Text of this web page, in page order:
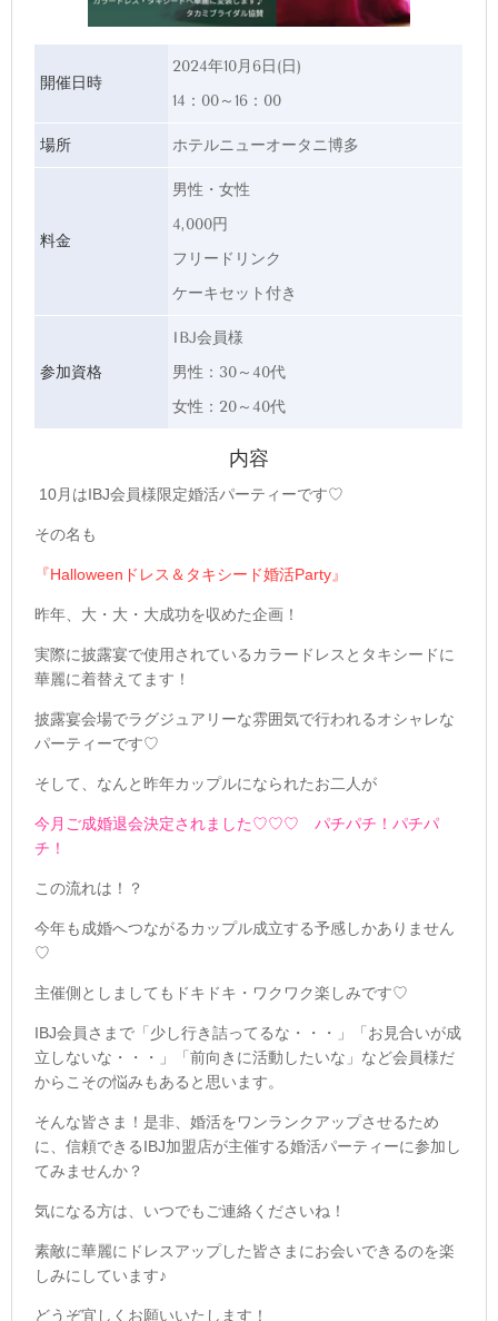
開催日時
2024年10月6日(日)
14：00～16：00
場所 ホテルニューオータニ博多
料金
男性・女性
4,000円
フリードリンク
ケーキセット付き
参加資格
IBJ会員様
男性：30～40代
女性：20～40代
内容
10月はIBJ会員様限定婚活パーティーです♡
その名も
『Halloweenドレス＆タキシード婚活Party』
昨年、 大・大・大成功を収めた企画！
実際に披露宴で使用されているカラードレスとタキシードに
華麗に着替えてます！
披露宴会場でラグジュアリーな雰囲気で行われるオシャレな
パーティーです♡
そして、なんと昨年カップルになられたお二人が
今月ご成婚退会決定されました♡♡♡ パチパチ！パチパ
チ！
この流れは！？
今年も成婚へつながるカップル成立する予感しかありません
♡
主催側としましてもドキドキ・ワクワク楽しみです♡
IBJ会員さまで「少し行き詰ってるな・・・」「お見合いが成
立しないな・・・」「前向きに活動したいな」など会員様だ
からこその悩みもあると思います。
そんな皆さま！是非、婚活をワンランクアップさせるため
に、信頼できるIBJ加盟店が主催する婚活パーティーに参加し
てみませんか？
気になる方は、いつでもご連絡くださいね！
素敵に華麗にドレスアップした皆さまにお会いできるのを楽
しみにしています♪
どうぞ宜しくお願いいたします！